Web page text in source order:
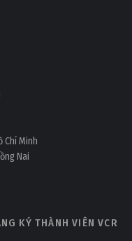
Chí Minh
Nai
KÝ THÀNH VIÊN VCR